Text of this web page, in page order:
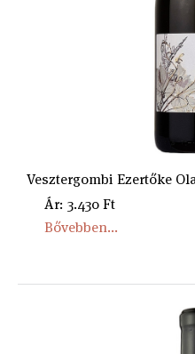
Vesztergombi Ezertőke
Ár: 3.430 Ft
Bővebben...